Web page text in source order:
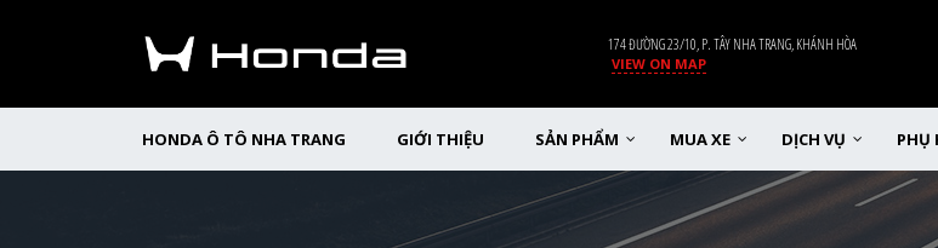
174 ĐƯỜNG 23/10, P. TÂY NHA TRANG, KHÁNH HÒA
VIEW ON MAP
HONDA Ô TÔ NHA TRANG GIỚI THIỆU SẢN PHẨM MUA XE DỊCH VỤ PHỤ